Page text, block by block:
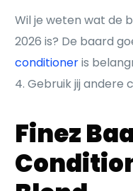
Wil je weten wat de
2026 is? De baard
conditioneris
4. Gebruik jij andere
Finez